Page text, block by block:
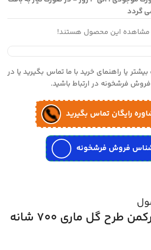
مشاهده این محصول هستند!
یا راهنمای خرید با ما تماس بگیرید یا در
فرشخونه در ارتباط باشید.
رایگان تماس بگیرید
فروش فرشخونه
خرید فرش ترکمن طرح گل ماری 700 شانه